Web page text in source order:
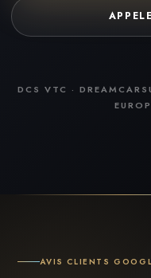
DCS VTC ·
AVIS CLIENTS